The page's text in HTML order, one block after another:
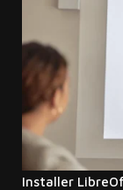
Installer